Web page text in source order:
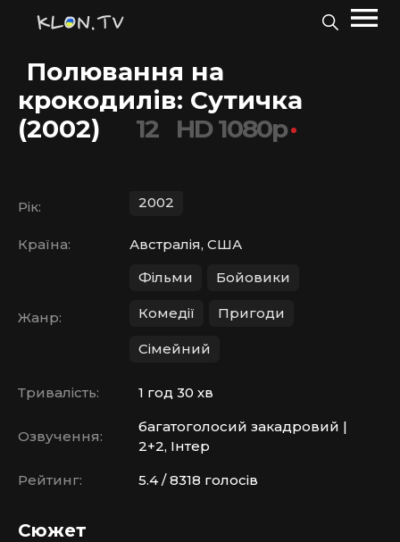
Полювання на
крокодилів: Сутичка
(2002)
12 HD 1080p
Рік: 2002
Країна: Австралія, США
Жанр:
Фільми Бойовики
Комедії Пригоди
Сімейний
Тривалість: 1 год 30 хв
Озвучення:
багатоголосий закадровий |
2+2, Інтер
Рейтинг:
5.4 / 8318 голосів
Сюжет